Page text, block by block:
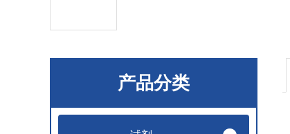
产品分类